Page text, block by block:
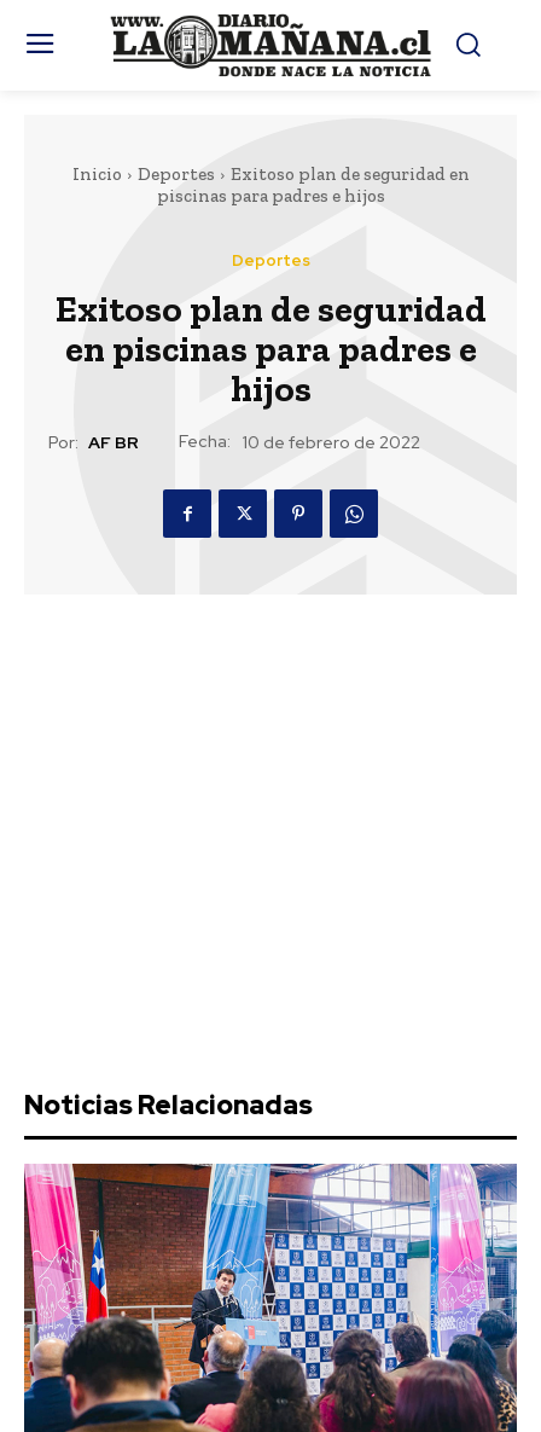
Inicio Deportes
Exitoso plan de seguridad en
piscinas para padres e hijos
Deportes
Exitoso plan de seguridad
en piscinas para padres e
hijos
Por: AF BR Fecha: 10 de febrero de 2022
Noticias Relacionadas